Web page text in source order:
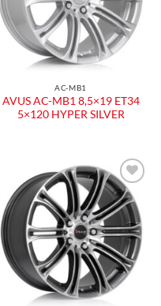
AC-MB1
AVUS AC-MB1 8,5×19 ET34
5×120 HYPER SILVER
Aggiungi
alla lista
dei
desideri